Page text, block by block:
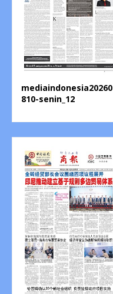
mediaindonesia20260
810-senin_12